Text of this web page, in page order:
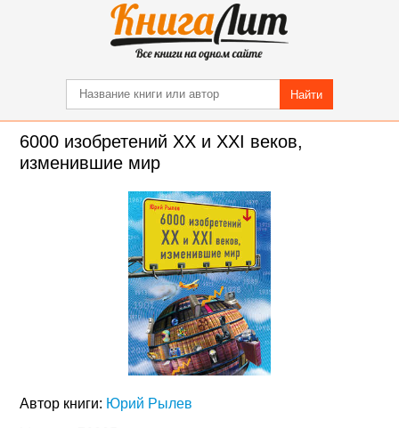
Найти
6000 изобретений XX и XXI веков,
изменившие мир
Автор книги: Юрий Рылев